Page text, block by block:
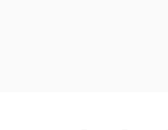
global.social-